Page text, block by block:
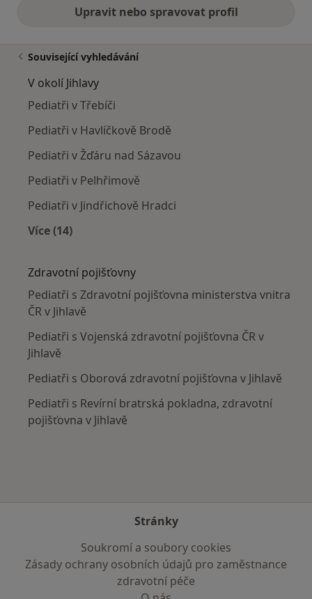
Upravit nebo spravovat profil
Související vyhledávání
V okolí Jihlavy
Pediatři v Třebíči
Pediatři v Havlíčkově Brodě
Pediatři v Žďáru nad Sázavou
Pediatři v Pelhřimově
Pediatři v Jindřichově Hradci
Více (14)
Zdravotní pojišťovny
Pediatři s Zdravotní pojišťovna ministerstva vnitra
ČR v Jihlavě
Pediatři s Vojenská zdravotní pojišťovna ČR v
Jihlavě
Pediatři s Oborová zdravotní pojišťovna v Jihlavě
Pediatři s Revírní bratrská pokladna, zdravotní
pojišťovna v Jihlavě
Stránky
Soukromí a soubory cookies
Zásady ochrany osobních údajů pro zaměstnance
zdravotní péče